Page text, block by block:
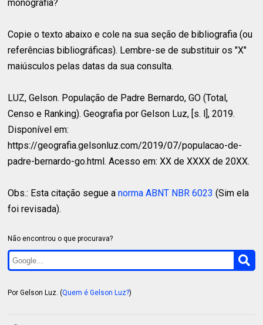
monografia?
Copie o texto abaixo e cole na sua seção de bibliografia (ou
referências bibliográficas). Lembre-se de substituir os "X"
maiúsculos pelas datas da sua consulta.
LUZ, Gelson. População de Padre Bernardo, GO (Total,
Censo e Ranking). Geografia por Gelson Luz, [s. l], 2019.
Disponível em:
https://geografia.gelsonluz.com/2019/07/populacao-de-
padre-bernardo-go.html. Acesso em: XX de XXXX de 20XX.
Obs.: Esta citação segue anorma ABNT NBR 6023 (Sim ela
foi revisada).
Não encontrou o que procurava?
Por Gelson Luz. (Quem é Gelson Luz?)